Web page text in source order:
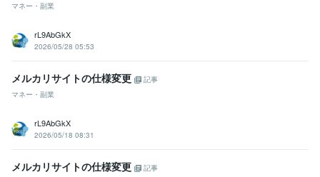
マネー・副業
rL9AbGkX
2026/05/28 05:53
メルカリサイトの仕様変更
記事
マネー・副業
rL9AbGkX
2026/05/18 08:31
メルカリサイトの仕様変更
記事